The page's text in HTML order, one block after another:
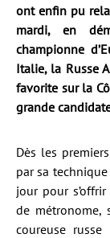
ont enfin pu
mardi, en
championne
Italie, la Russe
favorite sur la
grande
Dès les
par sa
jour pour
de
coureuse